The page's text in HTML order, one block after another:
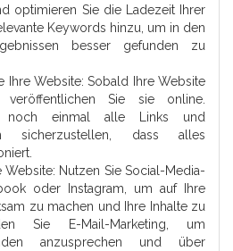
optimieren Sie die Ladezeit Ihrer
Keywords hinzu, um in den
besser gefunden zu
Ihre Website: Sobald Ihre Website
veröffentlichen Sie sie online.
noch einmal alle Links und
sicherzustellen, dass alles
Website: Nutzen Sie Social-Media-
oder Instagram, um auf Ihre
zu machen und Ihre Inhalte zu
Sie E-Mail-Marketing, um
anzusprechen und über